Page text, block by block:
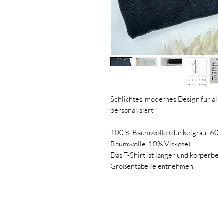
Schlichtes, modernes Design für
personalisiert
100 % Baumwolle (dunkelgrau:
Baumwolle, 10% Viskose)
Das T-Shirt ist länger und
Größentabelle entnehmen.